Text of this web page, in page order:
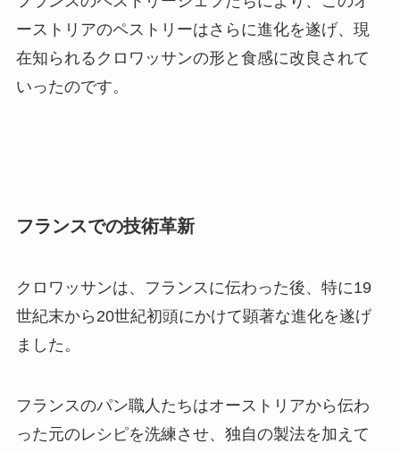
ーストリアのペストリーはさらに進化を遂げ、現
在知られるクロワッサンの形と食感に改良されて
いったのです。
フランスでの技術革新
クロワッサンは、フランスに伝わった後、特に19
世紀末から20世紀初頭にかけて顕著な進化を遂げ
ました。
フランスのパン職人たちはオーストリアから伝わ
った元のレシピを洗練させ、独自の製法を加えて